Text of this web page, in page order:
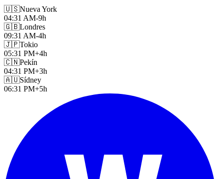
🇺🇸Nueva York
04:31 AM-9h
🇬🇧Londres
09:31 AM-4h
🇯🇵Tokio
05:31 PM+4h
🇨🇳Pekín
04:31 PM+3h
🇦🇺Sídney
06:31 PM+5h